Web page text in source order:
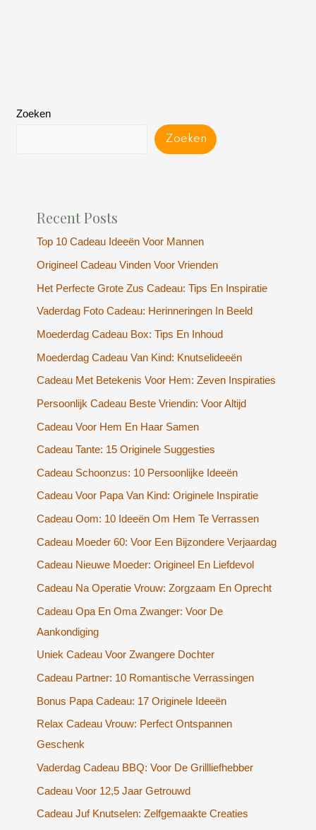
Zoeken
Zoeken
Recent Posts
Top 10 Cadeau Ideeën Voor Mannen
Origineel Cadeau Vinden Voor Vrienden
Het Perfecte Grote Zus Cadeau: Tips En Inspiratie
Vaderdag Foto Cadeau: Herinneringen In Beeld
Moederdag Cadeau Box: Tips En Inhoud
Moederdag Cadeau Van Kind: Knutselideeën
Cadeau Met Betekenis Voor Hem: Zeven Inspiraties
Persoonlijk Cadeau Beste Vriendin: Voor Altijd
Cadeau Voor Hem En Haar Samen
Cadeau Tante: 15 Originele Suggesties
Cadeau Schoonzus: 10 Persoonlijke Ideeën
Cadeau Voor Papa Van Kind: Originele Inspiratie
Cadeau Oom: 10 Ideeën Om Hem Te Verrassen
Cadeau Moeder 60: Voor Een Bijzondere Verjaardag
Cadeau Nieuwe Moeder: Origineel En Liefdevol
Cadeau Na Operatie Vrouw: Zorgzaam En Oprecht
Cadeau Opa En Oma Zwanger: Voor De
Aankondiging
Uniek Cadeau Voor Zwangere Dochter
Cadeau Partner: 10 Romantische Verrassingen
Bonus Papa Cadeau: 17 Originele Ideeën
Relax Cadeau Vrouw: Perfect Ontspannen
Geschenk
Vaderdag Cadeau BBQ: Voor De Grillliefhebber
Cadeau Voor 12,5 Jaar Getrouwd
Cadeau Juf Knutselen: Zelfgemaakte Creaties